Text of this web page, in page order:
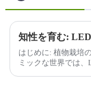
はじめに: 植物栽培
ミックな世界では、